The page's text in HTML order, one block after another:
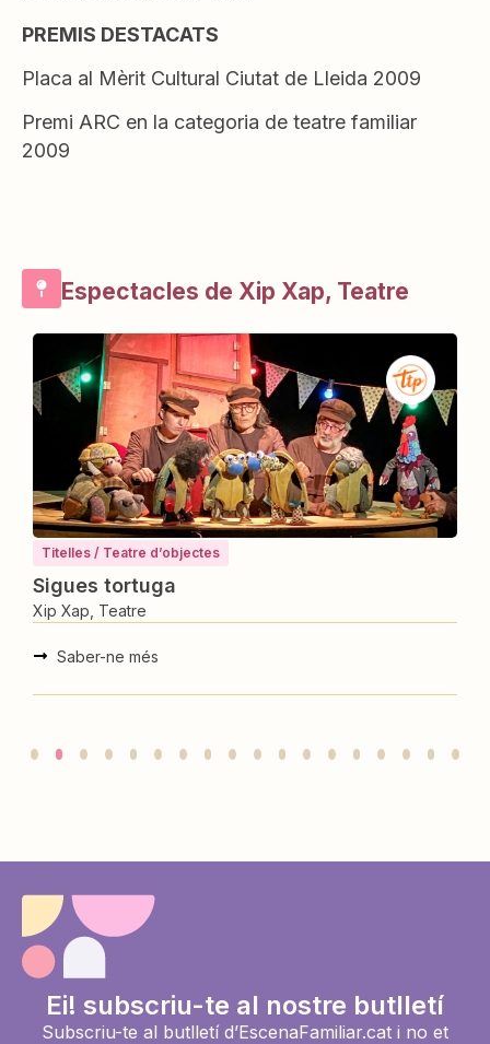
PREMIS DESTACATS
Placa al Mèrit Cultural Ciutat de Lleida 2009
Premi ARC en la categoria de teatre familiar
2009
Espectacles de Xip Xap, Teatre
Titelles / Teatre d’objectes
Sigues tortuga
Xip Xap, Teatre
Saber-ne més
Ei! subscriu-te al nostre butlletí
Subscriu-te al butlletí d’EscenaFamiliar.cat i no et